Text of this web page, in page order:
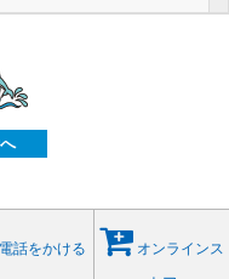
電話をかける
オンラインス